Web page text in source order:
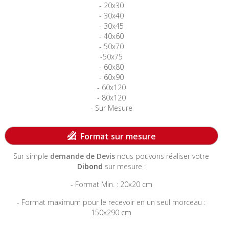
- 20x30
- 30x40
- 30x45
- 40x60
- 50x70
-50x75
- 60x80
- 60x90
- 60x120
- 80x120
- Sur Mesure
Format sur mesure
Sur simple demande de Devis nous pouvons réaliser votre
Dibond sur mesure :
- Format Min. : 20x20 cm
- Format maximum pour le recevoir en un seul morceau :
150x290 cm